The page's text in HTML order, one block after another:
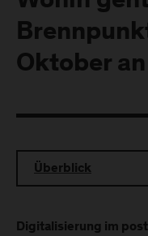
Oktober
Überblick
Digitalisierung im